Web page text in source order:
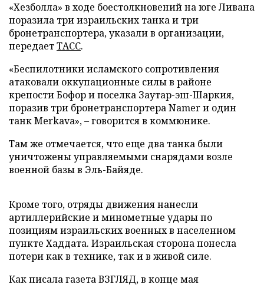
«Хезболла» в ходе боестолкновений на юге Ливана
поразила три израильских танка и три
бронетранспортера, указали в организации,
передаетТАСС.
«Беспилотники исламского сопротивления
атаковали оккупационные силы в районе
крепости Бофор и поселка Заутар-эш-Шаркия,
поразив три бронетранспортера Namer и один
танк Merkava», – говорится в коммюнике.
Там же отмечается, что еще два танка были
уничтожены управляемыми снарядами возле
военной базы в Эль-Байяде.
Кроме того, отряды движения нанесли
артиллерийские и минометные удары по
позициям израильских военных в населенном
пункте Хаддата. Израильская сторона понесла
потери как в технике, так и в живой силе.
Как писала газета ВЗГЛЯД, в конце мая